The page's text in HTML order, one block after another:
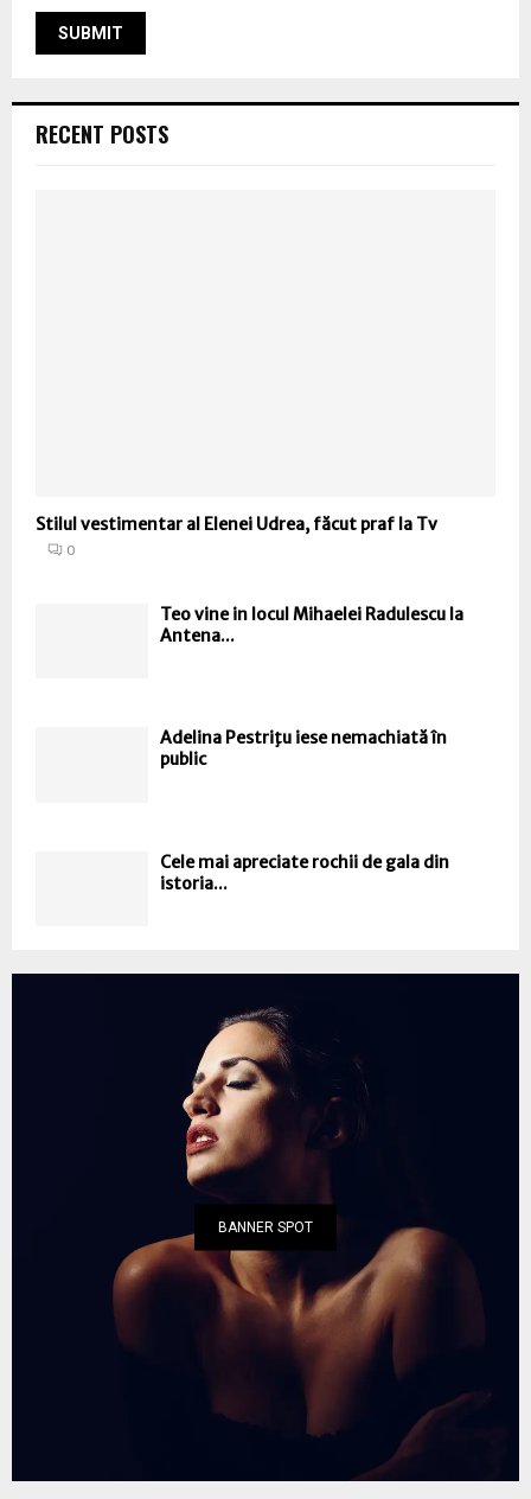
RECENT POSTS
Stilul vestimentar al Elenei Udrea, făcut praf la Tv
0
Teo vine in locul Mihaelei Radulescu la
Antena...
Adelina Pestriţu iese nemachiată în
public
Cele mai apreciate rochii de gala din
istoria...
BANNER SPOT